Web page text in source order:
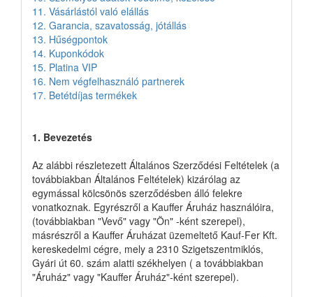
11. Vásárlástól való elállás
12. Garancia, szavatosság, jótállás
13. Hűségpontok
14. Kuponkódok
15. Platina VIP
16. Nem végfelhasználó partnerek
17. Betétdíjas termékek
1. Bevezetés
Az alábbi részletezett Általános Szerződési Feltételek (a
továbbiakban Általános Feltételek) kizárólag az
egymással kölcsönös szerződésben álló felekre
vonatkoznak. Egyrészről a Kauffer Áruház használóira,
(továbbiakban "Vevő" vagy "Ön" -ként szerepel),
másrészről a Kauffer Áruházat üzemeltető Kauf-Fer Kft.
kereskedelmi cégre, mely a 2310 Szigetszentmiklós,
Gyári út 60. szám alatti székhelyen ( a továbbiakban
"Áruház" vagy "Kauffer Áruház"-ként szerepel).